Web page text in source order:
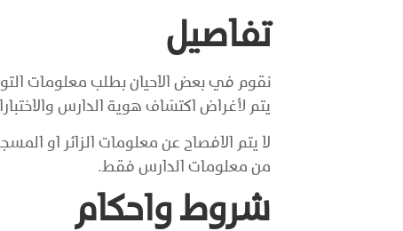
تفاصيل
يتم لأغراض اكتشاف هوية الدارس
لا يتم الافصاح عن معلومات الزائر او
من معلومات الدارس فقط.
شروط واحكام